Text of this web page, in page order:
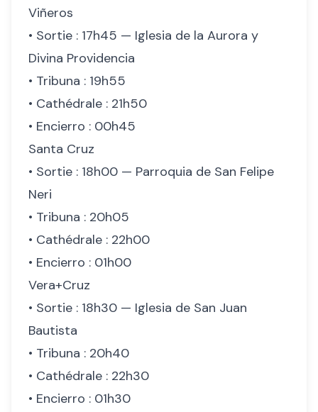
Viñeros
• Sortie : 17h45 — Iglesia de la Aurora y
Divina Providencia
• Tribuna : 19h55
• Cathédrale : 21h50
• Encierro : 00h45
Santa Cruz
• Sortie : 18h00 — Parroquia de San Felipe
Neri
• Tribuna : 20h05
• Cathédrale : 22h00
• Encierro : 01h00
Vera+Cruz
• Sortie : 18h30 — Iglesia de San Juan
Bautista
• Tribuna : 20h40
• Cathédrale : 22h30
• Encierro : 01h30